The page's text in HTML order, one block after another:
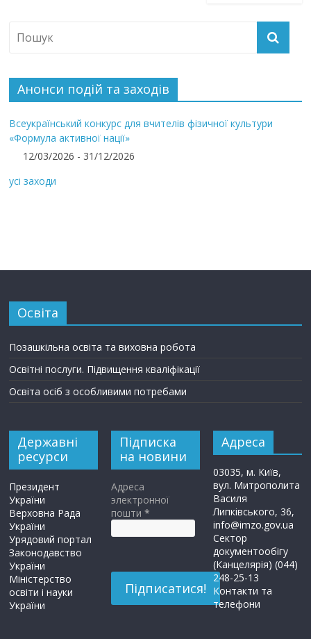
Анонси подій та заходів
Всеукраїнський конкурс для вчителів фізичної культури
«Формула активної нації»
12/03/2026 - 31/12/2026
усі заходи
Освіта
Позашкільна освіта та виховна робота
Освітні послуги. Підвищення кваліфікації
Освіта осіб з особливими потребами
Державні
ресурси
Президент
України
Верховна Рада
України
Урядовий портал
Законодавство
України
Міністерство
освіти і науки
України
Підписка
на новини
Адреса
электронної
пошти*
Адреса
03035, м. Київ,
вул. Митрополита
Василя
Липківського, 36,
info@imzo.gov.ua
Сектор
документообігу
(Канцелярія) (044)
248-25-13
Контакти та
телефони